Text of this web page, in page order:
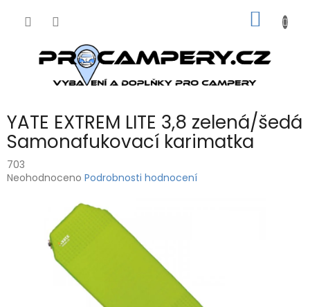
KOŠÍK
YATE EXTREM LITE 3,8 zelená/šedá
Samonafukovací karimatka
703
Průměrné
Neohodnoceno Podrobnosti hodnocení